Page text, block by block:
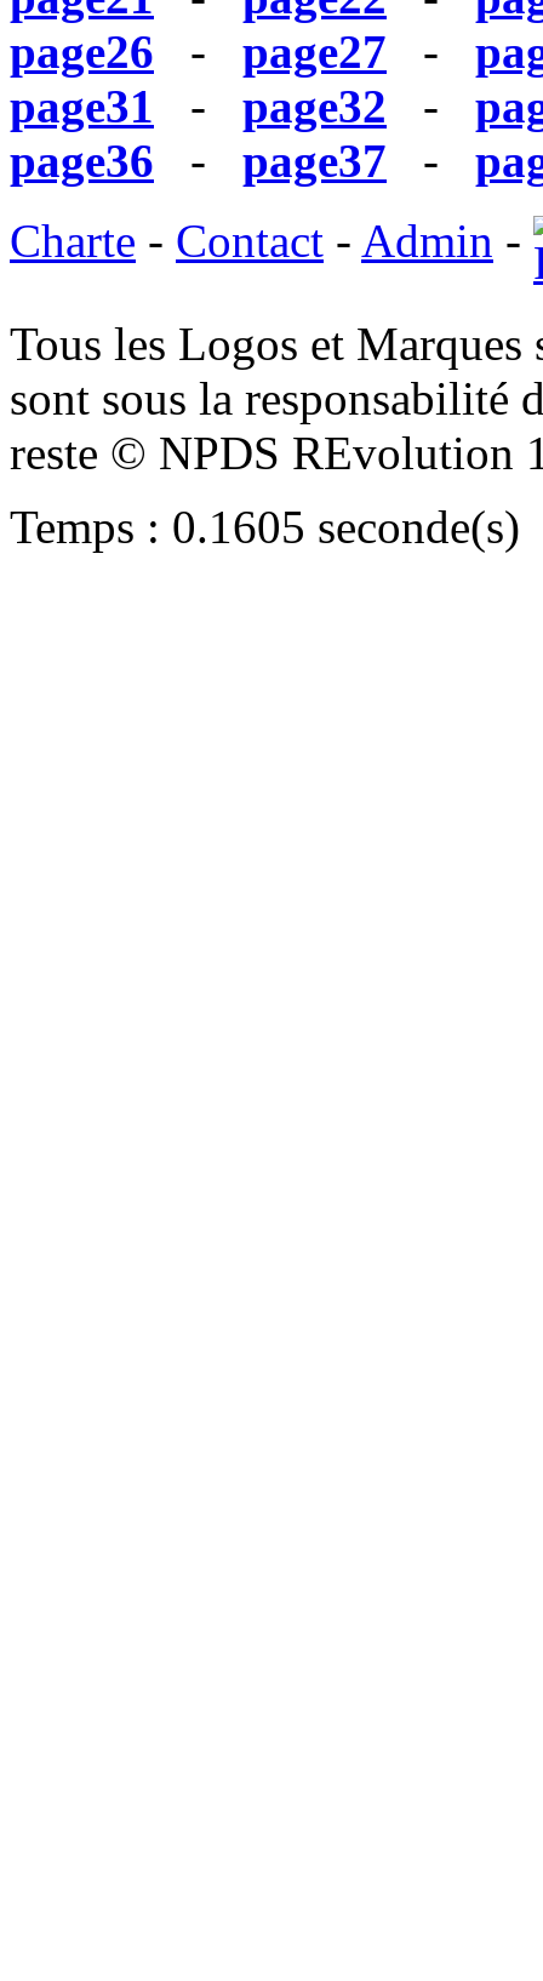
page26 - page27 -
page31 - page32 -
page36 - page37 -
Charte - Contact - Admin -
Tous les Logos et Marques
sont sous la responsabilité
reste © NPDS REvolution
Temps : 0.1605 seconde(s)